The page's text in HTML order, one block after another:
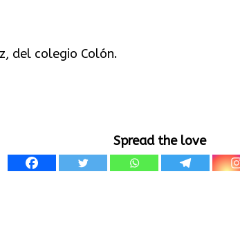
del colegio Colón.
Spread the love